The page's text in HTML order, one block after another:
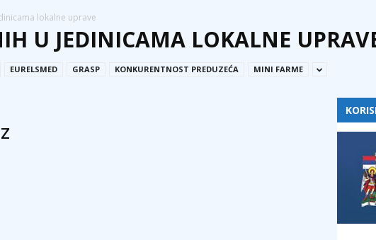
lokalne uprave
U JEDINICAMA LOKALNE
EURELSMED GRASP KONKURENTNOST PREDUZEĆA MINI FARME